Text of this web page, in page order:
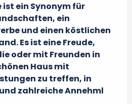
ein Synonym für
ein
und einen köstlichen
Es ist eine Freude,
oder mit Freunden in
Haus mit
zu treffen, in
zahlreiche Annehml